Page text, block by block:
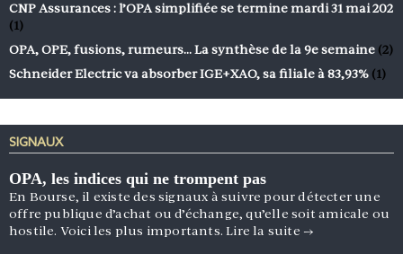
CNP Assurances : l’OPA simplifiée se termine mardi 31 mai 202
(1)
OPA, OPE, fusions, rumeurs… La synthèse de la 9e semaine (2)
Schneider Electric va absorber IGE+XAO, sa filiale à 83,93% (1)
SIGNAUX
OPA, les indices qui ne trompent pas
En Bourse, il existe des signaux à suivre pour détecter une
offre publique d’achat ou d’échange, qu’elle soit amicale ou
hostile. Voici les plus importants.Lire la suite →